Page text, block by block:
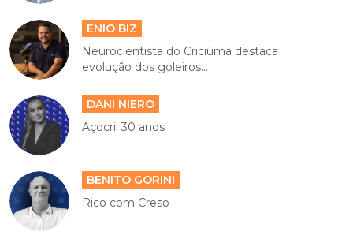
ENIO BIZ
Neurocientista do Criciúma destaca
evolução dos goleiros...
DANI NIERO
Açocril 30 anos
BENITO GORINI
Rico com Creso